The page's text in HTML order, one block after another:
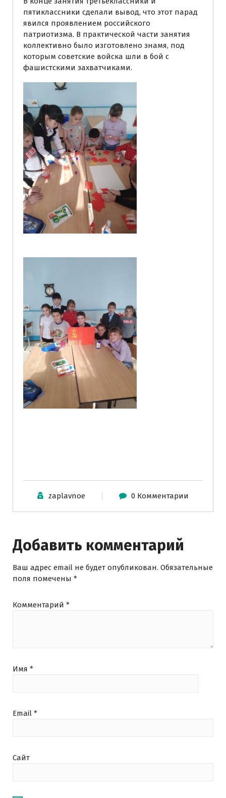
пятиклассники сделали вывод, что этот парад
явился проявлением российского
патриотизма. В практической части занятия
коллективно было изготовлено знамя, под
которым советские войска шли в бой с
фашистскими захватчиками.
zaplavnoe 0 Комментарии
Добавить комментарий
Ваш адрес email не будет опубликован. Обязательные
поля помечены *
Комментарий *
Имя *
Email *
Сайт